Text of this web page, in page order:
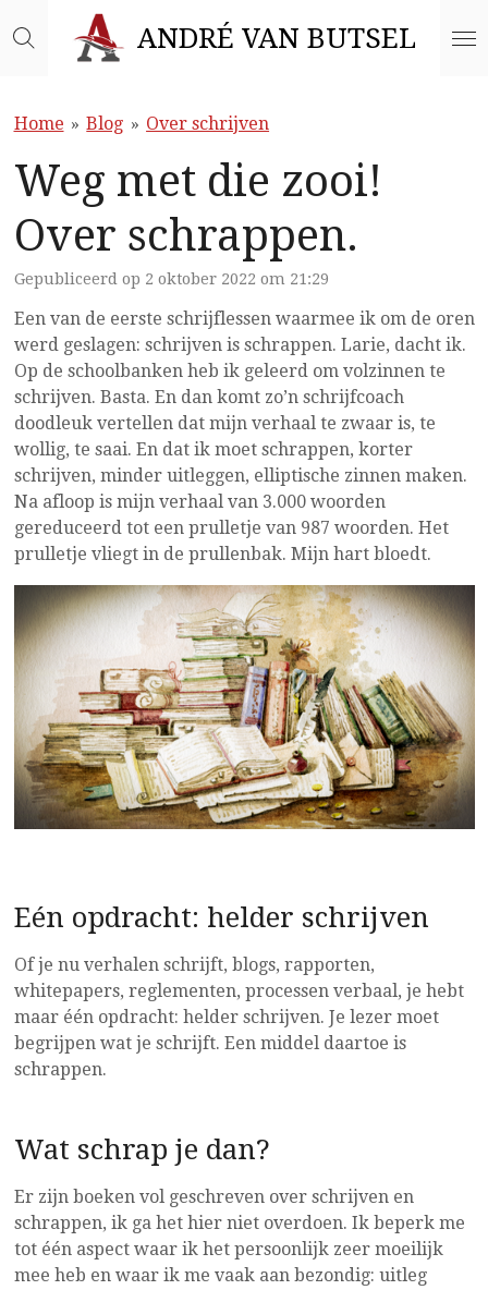
direct
hoofdinhoud
ANDRÉ VAN BUTSEL
Home » Blog » Over schrijven
Weg met die zooi!
Over schrappen.
Gepubliceerd op 2 oktober 2022 om 21:29
Een van de eerste schrijflessen waarmee ik om de oren
werd geslagen: schrijven is schrappen. Larie, dacht ik.
Op de schoolbanken heb ik geleerd om volzinnen te
schrijven. Basta. En dan komt zo’n schrijfcoach
doodleuk vertellen dat mijn verhaal te zwaar is, te
wollig, te saai. En dat ik moet schrappen, korter
schrijven, minder uitleggen, elliptische zinnen maken.
Na afloop is mijn verhaal van 3.000 woorden
gereduceerd tot een prulletje van 987 woorden. Het
prulletje vliegt in de prullenbak. Mijn hart bloedt.
Eén opdracht: helder schrijven
Of je nu verhalen schrijft, blogs, rapporten,
whitepapers, reglementen, processen verbaal, je hebt
maar één opdracht: helder schrijven. Je lezer moet
begrijpen wat je schrijft. Een middel daartoe is
schrappen.
Wat schrap je dan?
Er zijn boeken vol geschreven over schrijven en
schrappen, ik ga het hier niet overdoen. Ik beperk me
tot één aspect waar ik het persoonlijk zeer moeilijk
mee heb en waar ik me vaak aan bezondig: uitleg